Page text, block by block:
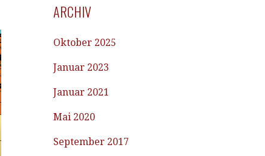
ARCHIV
Oktober 2025
Januar 2023
Januar 2021
Mai 2020
September 2017